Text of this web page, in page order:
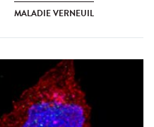
MALADIE VERNEUIL